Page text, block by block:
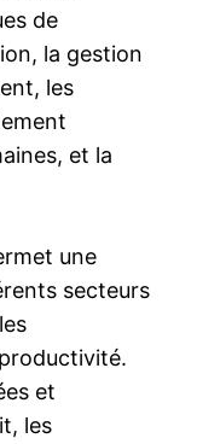
de
la gestion
les
et la
une
secteurs
et
les